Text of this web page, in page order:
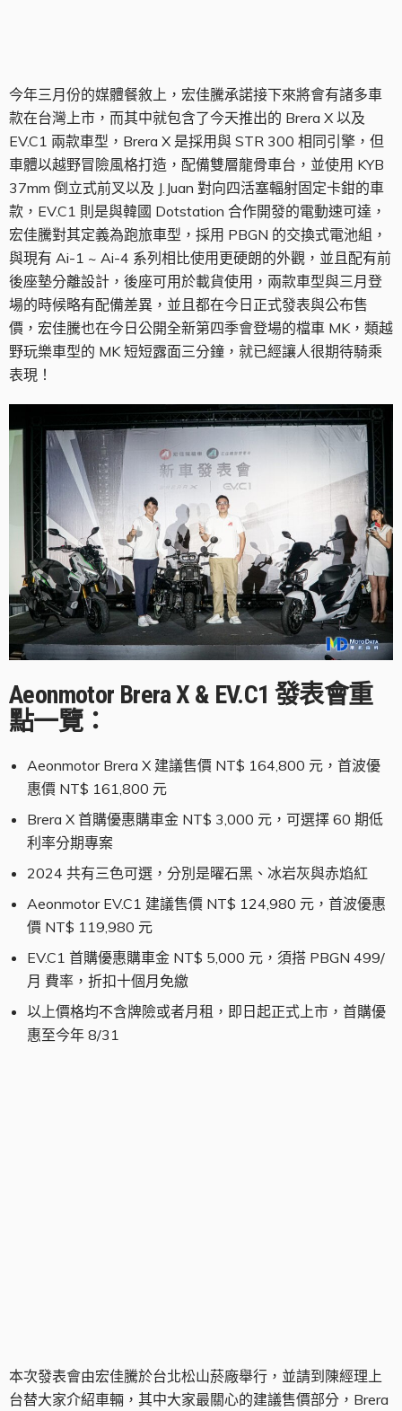
今年三月份的媒體餐敘上，宏佳騰承諾接下來將會有諸多車
款在台灣上市，而其中就包含了今天推出的 Brera X 以及
EV.C1 兩款車型，Brera X 是採用與 STR 300 相同引擎，但
車體以越野冒險風格打造，配備雙層龍骨車台，並使用 KYB
37mm 倒立式前叉以及 J.Juan 對向四活塞輻射固定卡鉗的車
款，EV.C1 則是與韓國 Dotstation 合作開發的電動速可達，
宏佳騰對其定義為跑旅車型，採用 PBGN 的交換式電池組，
與現有 Ai-1 ~ Ai-4 系列相比使用更硬朗的外觀，並且配有前
後座墊分離設計，後座可用於載貨使用，兩款車型與三月登
場的時候略有配備差異，並且都在今日正式發表與公布售
價，宏佳騰也在今日公開全新第四季會登場的檔車 MK，類越
野玩樂車型的 MK 短短露面三分鐘，就已經讓人很期待騎乘
表現！
Aeonmotor Brera X & EV.C1 發表會重
點一覽：
Aeonmotor Brera X 建議售價 NT$ 164,800 元，首波優
惠價 NT$ 161,800 元
Brera X 首購優惠購車金 NT$ 3,000 元，可選擇 60 期低
利率分期專案
2024 共有三色可選，分別是曜石黑、冰岩灰與赤焰紅
Aeonmotor EV.C1 建議售價 NT$ 124,980 元，首波優惠
價 NT$ 119,980 元
EV.C1 首購優惠購車金 NT$ 5,000 元，須搭 PBGN 499/
月 費率，折扣十個月免繳
以上價格均不含牌險或者月租，即日起正式上市，首購優
惠至今年 8/31
本次發表會由宏佳騰於台北松山菸廠舉行，並請到陳經理上
台替大家介紹車輛，其中大家最關心的建議售價部分，Brera